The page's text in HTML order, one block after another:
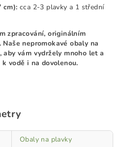
cm): cca 2-3 plavky a 1 střední
zpracování, originálním
nepromokavé obaly na
vám vydržely mnoho let a
vodě i na dovolenou.
Obaly na plavky